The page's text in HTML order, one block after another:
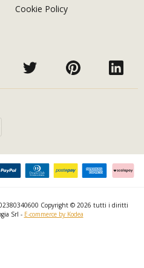
Cookie Policy
Copyright © 2026 tutti i diritti
Srl - E-commerce by Kodea